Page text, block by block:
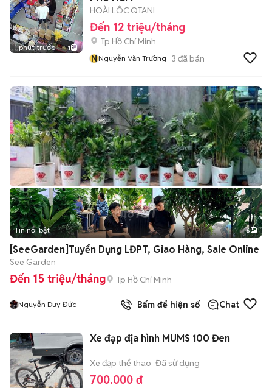
1 phút trước 1
HOÀI LÔC QTANI
Đến 12 triệu/tháng
Tp Hồ Chí Minh
NNguyễn Văn Trường 3 đã bán
+2
Tin nổi bật 6
[SeeGarden]Tuyển Dụng LĐPT, Giao Hàng, Sale Online
See Garden
Đến 15 triệu/tháng Tp Hồ Chí Minh
Nguyễn Duy Đức Bấm để hiện số Chat
Xe đạp địa hình MUMS 100 Đen
Xe đạp thể thao Đã sử dụng
700.000 đ